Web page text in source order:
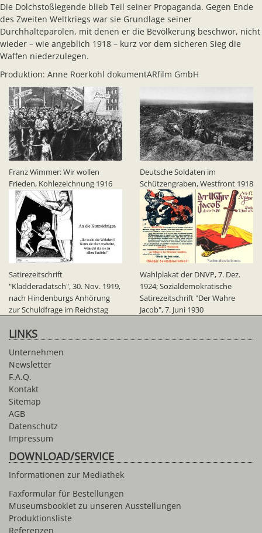
Die Dolchstoßlegende blieb Teil seiner Propaganda. Gegen Ende
des Zweiten Weltkriegs war sie Grundlage seiner
Durchhalteparolen, mit denen er die Bevölkerung beschwor, nicht
wieder – wie angeblich 1918 – kurz vor dem sicheren Sieg die
Waffen niederzulegen.
Produktion: Anne Roerkohl dokumentARfilm GmbH
Franz Wimmer: Wir wollen
Frieden, Kohlezeichnung 1916
Deutsche Soldaten im
Schützengraben, Westfront 1918
Satirezeitschrift
"Kladderadatsch", 30. Nov. 1919,
nach Hindenburgs Anhörung
zur Schuldfrage im Reichstag
Wahlplakat der DNVP, 7. Dez.
1924; Sozialdemokratische
Satirezeitschrift "Der Wahre
Jacob", 7. Juni 1930
LINKS
Unternehmen
Newsletter
F.A.Q.
Kontakt
Sitemap
AGB
Datenschutz
Impressum
DOWNLOAD/SERVICE
Informationen zur Mediathek
Faxformular für Bestellungen
Museumsbooklet zu unseren Ausstellungen
Produktionsliste
Referenzen